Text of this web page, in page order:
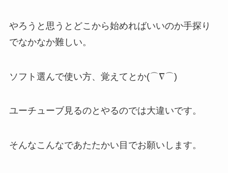
やろうと思うとどこから始めればいいのか手探り
でなかなか難しい。
ソフト選んで使い方、覚えてとか(⌒∇⌒)
ユーチューブ見るのとやるのでは大違いです。
そんなこんなであたたかい目でお願いします。